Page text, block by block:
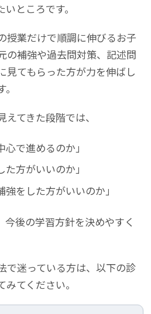
ところです。
授業だけで順調に伸びるお子
の補強や過去問対策、記述問
見てもらった方が力を伸ばし
てきた段階では、
心で進めるのか」
た方がいいのか」
強をした方がいいのか」
今後の学習方針を決めやすく
で迷っている方は、以下の診
てください。